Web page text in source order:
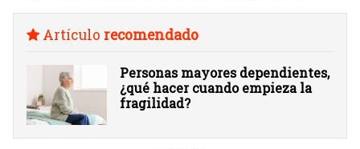
Artículo recomendado
Personas mayores dependientes,
¿qué hacer cuando empieza la
fragilidad?